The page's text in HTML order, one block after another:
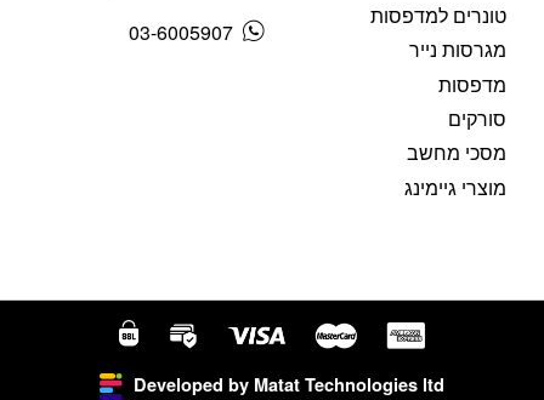
טונרים למדפסות
מגרסות נייר
מדפסות
סורקים
מסכי מחשב
מוצרי גיימינג
03-6005907
Developed by Matat Technologies ltd